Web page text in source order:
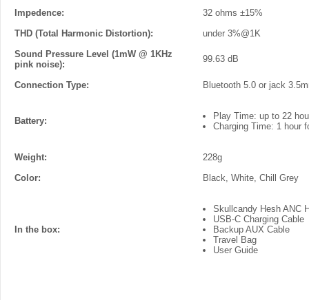
Impedence:
32 ohms ±15%
THD (Total Harmonic Distortion):
under 3%@1K
Sound Pressure Level (1mW @ 1KHz
pink noise):
99.63 dB
Connection Type: Bluetooth 5.0 or jack
Battery:
Play Time: up to 22
Charging Time: 1 hour
Weight:
228g
Color:
Black, White, Chill Grey
In the box:
Skullcandy Hesh ANC
USB-C Charging Cable
Backup AUX Cable
Travel Bag
User Guide